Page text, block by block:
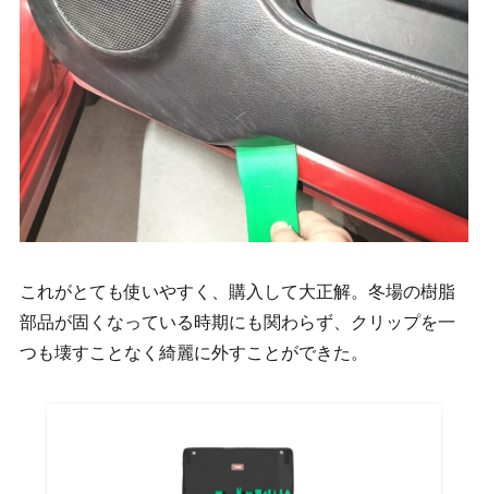
これがとても使いやすく、購入して大正解。冬場の樹脂
部品が固くなっている時期にも関わらず、クリップを一
つも壊すことなく綺麗に外すことができた。